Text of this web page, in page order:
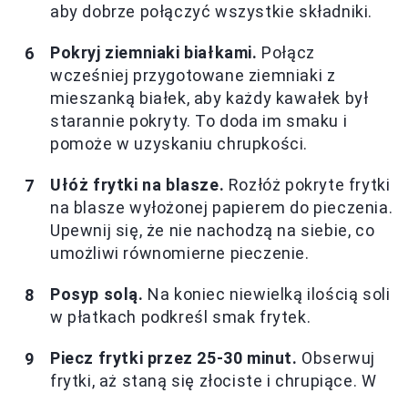
aby dobrze połączyć wszystkie składniki.
Pokryj ziemniaki białkami. Połącz
wcześniej przygotowane ziemniaki z
mieszanką białek, aby każdy kawałek był
starannie pokryty. To doda im smaku i
pomoże w uzyskaniu chrupkości.
Ułóż frytki na blasze. Rozłóż pokryte frytki
na blasze wyłożonej papierem do pieczenia.
Upewnij się, że nie nachodzą na siebie, co
umożliwi równomierne pieczenie.
Posyp solą. Na koniec niewielką ilością soli
w płatkach podkreśl smak frytek.
Piecz frytki przez 25-30 minut. Obserwuj
frytki, aż staną się złociste i chrupiące. W